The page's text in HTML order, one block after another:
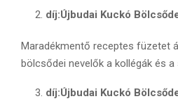
díj:Újbudai Kuckó
Maradékmentő receptes füzetet
bölcsődei nevelők a kollégák és
díj:Újbudai Kuckó